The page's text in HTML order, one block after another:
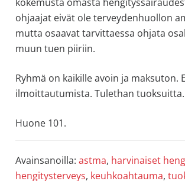
ohjaajat eivät ole terveydenhuollon
mutta osaavat tarvittaessa ohjata
muun tuen piiriin.
Ryhmä on kaikille avoin ja maksuton.
ilmoittautumista. Tulethan tuoksuitta.
Huone 101.
Avainsanoilla: astma, harvinaiset
hengitysterveys, keuhkoahtauma,